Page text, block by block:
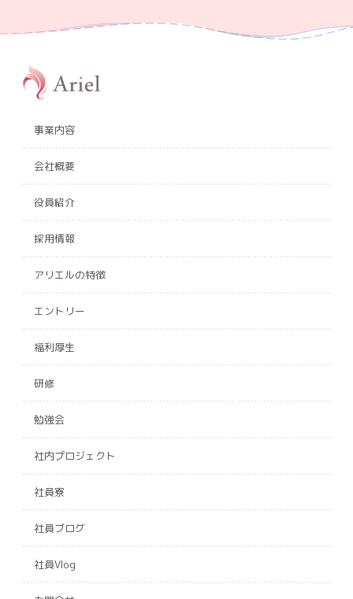
事業内容
会社概要
役員紹介
採用情報
アリエルの特徴
エントリー
福利厚生
研修
勉強会
社内プロジェクト
社員寮
社員ブログ
社員Vlog